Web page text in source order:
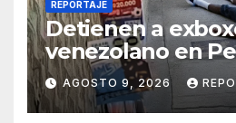
REPORTAJE
Detienen a
venezolano en
muerte de
durante una riña
AGOSTO 9, 2026